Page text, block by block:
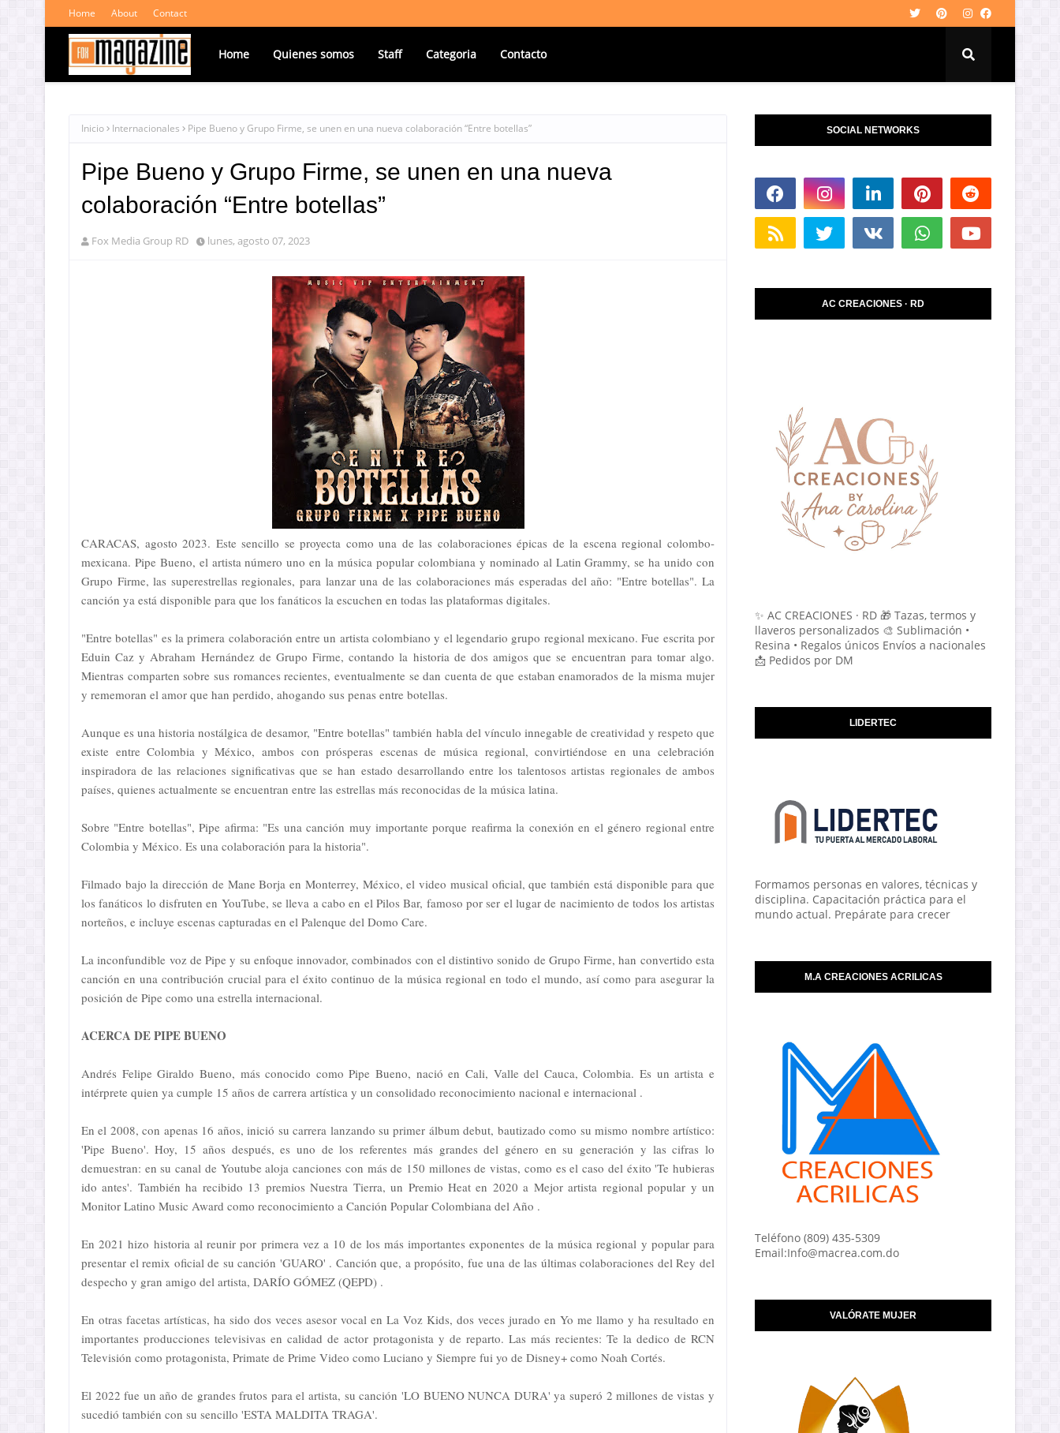
Home About Contact
Home Quienes somos Staff Categoria Contacto
Inicio Internacionales Pipe Bueno y Grupo Firme, se unen en una nueva colaboración “Entre botellas”
Pipe Bueno y Grupo Firme, se unen en una nueva
colaboración “Entre botellas”
Fox Media Group RD lunes, agosto 07, 2023
CARACAS, agosto 2023. Este sencillo se proyecta como una de las colaboraciones épicas de la escena regional colombo-
mexicana. Pipe Bueno, el artista número uno en la música popular colombiana y nominado al Latin Grammy, se ha unido con
Grupo Firme, las superestrellas regionales, para lanzar una de las colaboraciones más esperadas del año: "Entre botellas". La
canción ya está disponible para que los fanáticos la escuchen en todas las plataformas digitales.
"Entre botellas" es la primera colaboración entre un artista colombiano y el legendario grupo regional mexicano. Fue escrita por
Eduin Caz y Abraham Hernández de Grupo Firme, contando la historia de dos amigos que se encuentran para tomar algo.
Mientras comparten sobre sus romances recientes, eventualmente se dan cuenta de que estaban enamorados de la misma mujer
y rememoran el amor que han perdido, ahogando sus penas entre botellas.
Aunque es una historia nostálgica de desamor, "Entre botellas" también habla del vínculo innegable de creatividad y respeto que
existe entre Colombia y México, ambos con prósperas escenas de música regional, convirtiéndose en una celebración
inspiradora de las relaciones significativas que se han estado desarrollando entre los talentosos artistas regionales de ambos
países, quienes actualmente se encuentran entre las estrellas más reconocidas de la música latina.
Sobre "Entre botellas", Pipe afirma: "Es una canción muy importante porque reafirma la conexión en el género regional entre
Colombia y México. Es una colaboración para la historia".
Filmado bajo la dirección de Mane Borja en Monterrey, México, el video musical oficial, que también está disponible para que
los fanáticos lo disfruten en YouTube, se lleva a cabo en el Pilos Bar, famoso por ser el lugar de nacimiento de todos los artistas
norteños, e incluye escenas capturadas en el Palenque del Domo Care.
La inconfundible voz de Pipe y su enfoque innovador, combinados con el distintivo sonido de Grupo Firme, han convertido esta
canción en una contribución crucial para el éxito continuo de la música regional en todo el mundo, así como para asegurar la
posición de Pipe como una estrella internacional.
ACERCA DE PIPE BUENO
Andrés Felipe Giraldo Bueno, más conocido como Pipe Bueno, nació en Cali, Valle del Cauca, Colombia. Es un artista e
intérprete quien ya cumple 15 años de carrera artística y un consolidado reconocimiento nacional e internacional .
En el 2008, con apenas 16 años, inició su carrera lanzando su primer álbum debut, bautizado como su mismo nombre artístico:
'Pipe Bueno'. Hoy, 15 años después, es uno de los referentes más grandes del género en su generación y las cifras lo
demuestran: en su canal de Youtube aloja canciones con más de 150 millones de vistas, como es el caso del éxito 'Te hubieras
ido antes'. También ha recibido 13 premios Nuestra Tierra, un Premio Heat en 2020 a Mejor artista regional popular y un
Monitor Latino Music Award como reconocimiento a Canción Popular Colombiana del Año .
En 2021 hizo historia al reunir por primera vez a 10 de los más importantes exponentes de la música regional y popular para
presentar el remix oficial de su canción 'GUARO' . Canción que, a propósito, fue una de las últimas colaboraciones del Rey del
despecho y gran amigo del artista, DARÍO GÓMEZ (QEPD) .
En otras facetas artísticas, ha sido dos veces asesor vocal en La Voz Kids, dos veces jurado en Yo me llamo y ha resultado en
importantes producciones televisivas en calidad de actor protagonista y de reparto. Las más recientes: Te la dedico de RCN
Televisión como protagonista, Primate de Prime Video como Luciano y Siempre fui yo de Disney+ como Noah Cortés.
El 2022 fue un año de grandes frutos para el artista, su canción 'LO BUENO NUNCA DURA' ya superó 2 millones de vistas y
sucedió también con su sencillo 'ESTA MALDITA TRAGA'.
SOCIAL NETWORKS
AC CREACIONES · RD
✨ AC CREACIONES · RD 🎁 Tazas, termos y
llaveros personalizados 🎨 Sublimación •
Resina • Regalos únicos Envíos a nacionales
📩 Pedidos por DM
LIDERTEC
Formamos personas en valores, técnicas y
disciplina. Capacitación práctica para el
mundo actual. Prepárate para crecer
M.A CREACIONES ACRILICAS
Teléfono (809) 435-5309
Email:Info@macrea.com.do
VALÓRATE MUJER